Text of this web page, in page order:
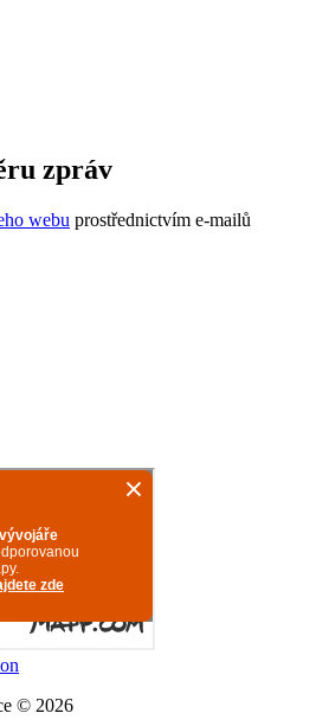
zpráv
webu prostřednictvím e-mailů
© 2026